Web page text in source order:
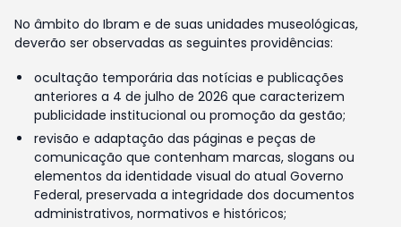
No âmbito do Ibram e de suas unidades museológicas,
deverão ser observadas as seguintes providências:
ocultação temporária das notícias e publicações
anteriores a 4 de julho de 2026 que caracterizem
publicidade institucional ou promoção da gestão;
revisão e adaptação das páginas e peças de
comunicação que contenham marcas, slogans ou
elementos da identidade visual do atual Governo
Federal, preservada a integridade dos documentos
administrativos, normativos e históricos;